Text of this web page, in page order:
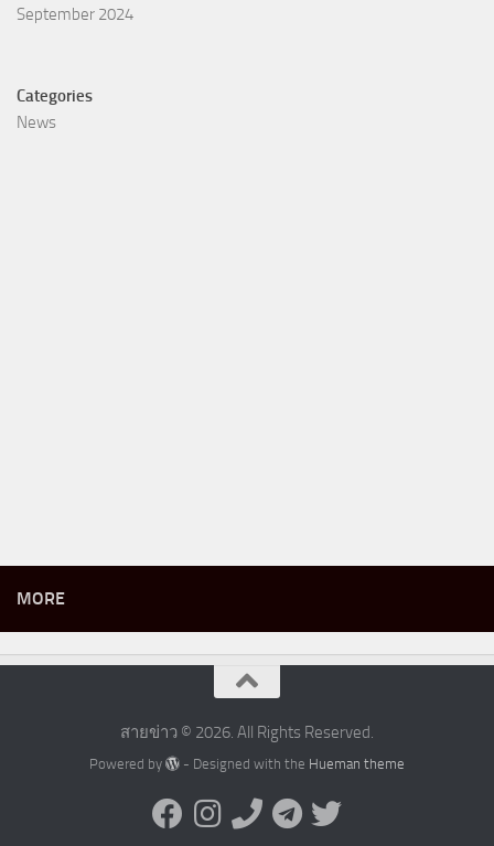
September 2024
Categories
News
MORE
สายข่าว © 2026. All Rights Reserved.
Powered by - Designed with the Hueman theme